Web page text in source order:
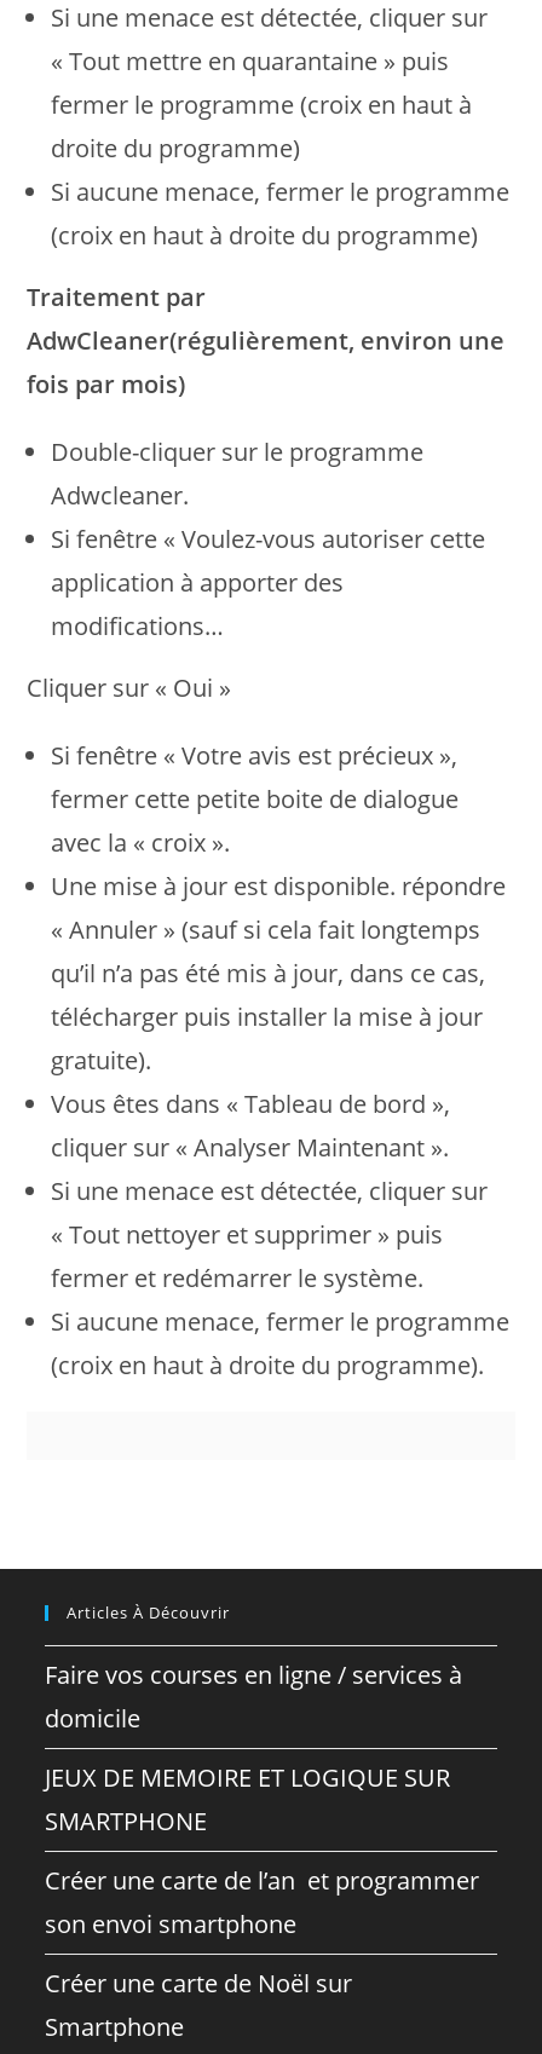
Si une menace est détectée, cliquer sur
« Tout mettre en quarantaine » puis
fermer le programme (croix en haut à
droite du programme)
Si aucune menace, fermer le programme
(croix en haut à droite du programme)
Traitement par
AdwCleaner(régulièrement, environ une
fois par mois)
Double-cliquer sur le programme
Adwcleaner.
Si fenêtre « Voulez-vous autoriser cette
application à apporter des
modifications…
Cliquer sur « Oui »
Si fenêtre « Votre avis est précieux »,
fermer cette petite boite de dialogue
avec la « croix ».
Une mise à jour est disponible. répondre
« Annuler » (sauf si cela fait longtemps
qu’il n’a pas été mis à jour, dans ce cas,
télécharger puis installer la mise à jour
gratuite).
Vous êtes dans « Tableau de bord »,
cliquer sur « Analyser Maintenant ».
Si une menace est détectée, cliquer sur
« Tout nettoyer et supprimer » puis
fermer et redémarrer le système.
Si aucune menace, fermer le programme
(croix en haut à droite du programme).
Articles À Découvrir
Faire vos courses en ligne / services à
domicile
JEUX DE MEMOIRE ET LOGIQUE SUR
SMARTPHONE
Créer une carte de l’an et programmer
son envoi smartphone
Créer une carte de Noël sur
Smartphone